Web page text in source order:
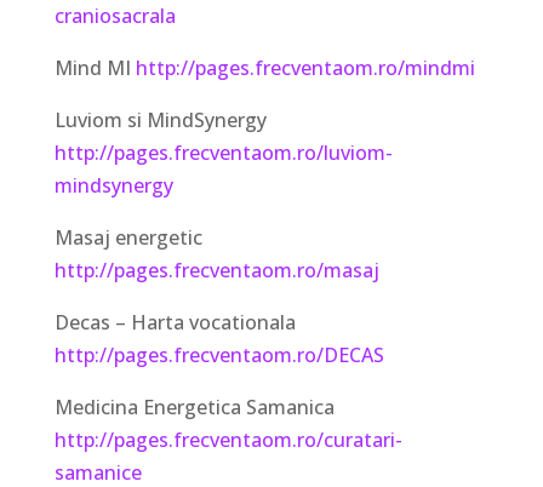
craniosacrala
Mind MI http://pages.frecventaom.ro/mindmi
Luviom si MindSynergy
http://pages.frecventaom.ro/luviom-
mindsynergy
Masaj energetic
http://pages.frecventaom.ro/masaj
Decas – Harta vocationala
http://pages.frecventaom.ro/DECAS
Medicina Energetica Samanica
http://pages.frecventaom.ro/curatari-
samanice